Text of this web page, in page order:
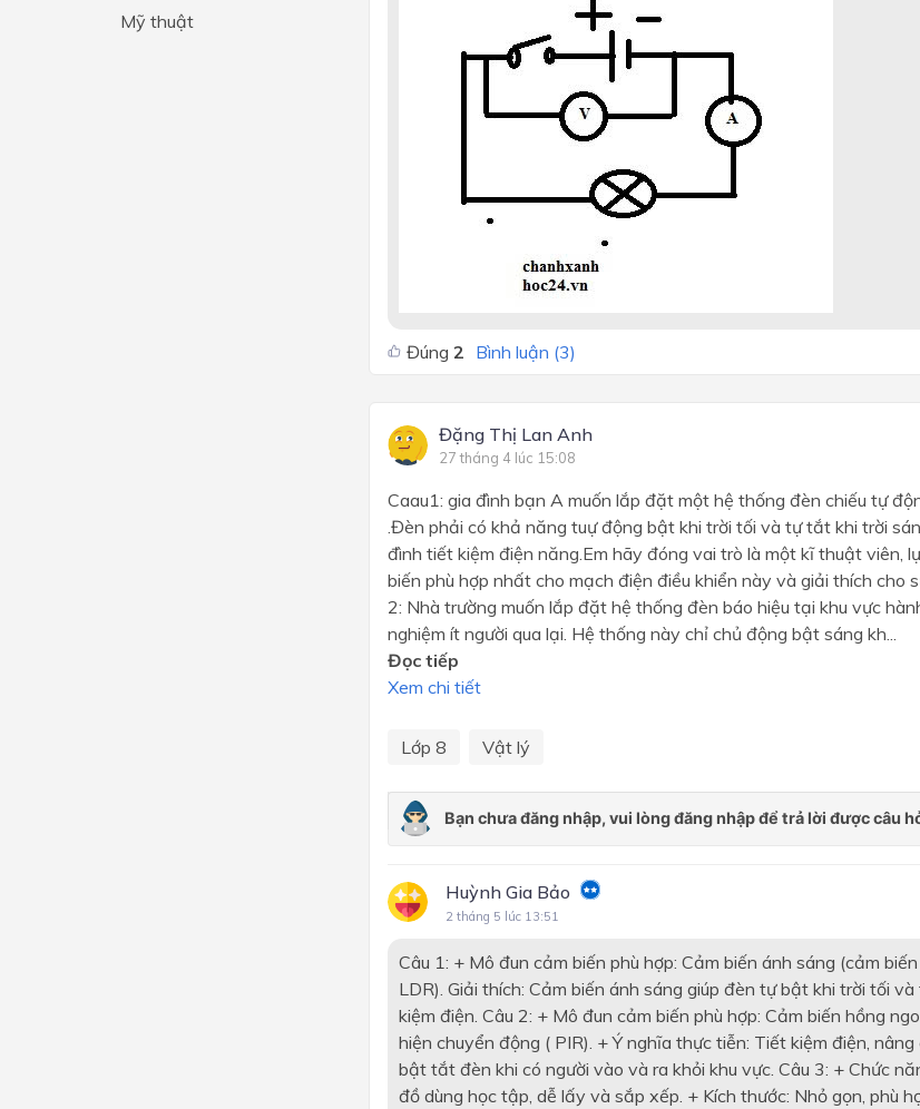
Mỹ thuật
Đúng2 Bình luận (3)
Đặng Thị Lan Anh
27 tháng 4 lúc 15:08
Caau1: gia đình bạn A muốn lắp đặt một hệ thống đèn chiếu tự
.Đèn phải có khả năng tuự động bật khi trời tối và tự tắt khi trời
đình tiết kiệm điện năng.Em hãy đóng vai trò là một kĩ thuật viên,
biến phù hợp nhất cho mạch điện điều khiển này và giải thích cho
2: Nhà trường muốn lắp đặt hệ thống đèn báo hiệu tại khu vực
nghiệm ít người qua lại. Hệ thống này chỉ chủ động bật sáng kh...
Đọc tiếp
Xem chi tiết
Lớp 8 Vật lý
Huỳnh Gia Bảo
2 tháng 5 lúc 13:51
Câu 1: + Mô đun cảm biến phù hợp: Cảm biến ánh sáng (cảm
LDR). Giải thích: Cảm biến ánh sáng giúp đèn tự bật khi trời tối
kiệm điện. Câu 2: + Mô đun cảm biến phù hợp: Cảm biến hồng
hiện chuyển động ( PIR). + Ý nghĩa thực tiễn: Tiết kiệm điện,
bật tắt đèn khi có người vào và ra khỏi khu vực. Câu 3: + Chức
đồ dùng học tập, dễ lấy và sắp xếp. + Kích thước: Nhỏ gọn, phù